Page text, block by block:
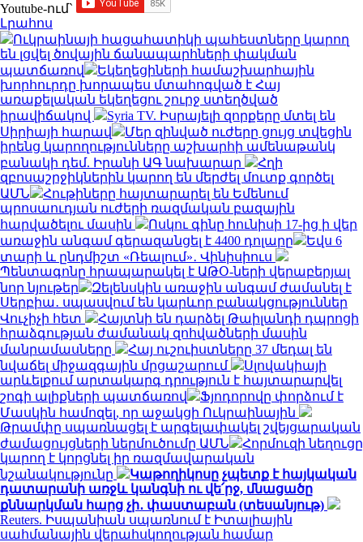
Youtube-ում`
Լրահոս
Ուկրաինայի հացահատիկի պահեստները կարող
են լցվել ծովային ճանապարհների փակման
պատճառով
Եկեղեցիների համաշխարհային
խորհուրդը խորապես մտահոգված է Հայ
առաքելական եկեղեցու շուրջ ստեղծված
իրավիճակով
Syria TV. Իսրայելի զորքերը մտել են
Սիրիայի հարավ
Մեր զինված ուժերը ցույց տվեցին
իրենց կարողությունները աշխարհի ամենաթանկ
բանակի դեմ. Իրանի ԱԳ նախարար
Հղի
զբոսաշրջիկներին կարող են մերժել մուտք գործել
ԱՄՆ
Հութիները հայտարարել են Եմենում
պրոսաուդյան ուժերի ռազմական բազային
հարվածելու մասին
Ոսկու գինը հունիսի 17-ից ի վեր
առաջին անգամ գերազանցել է 4400 դոլարը
Եվս 6
տարի և ընդմիշտ «Ռեալում»․ Վինիսիուս
Պենտագոնը հրապարակել է ԱԹՕ-ների վերաբերյալ
նոր նյութեր
Զելենսկին առաջին անգամ ժամանել է
Սերբիա․ սպասվում են կարևոր բանակցություններ
Վուչիչի հետ
Հայտնի են դարձել Թաիլանդի դպրոցի
հրաձգության ժամանակ զոհվածների մասին
մանրամասները
Հայ ուշուիստները 37 մեդալ են
նվաճել միջազգային մրցաշարում
Սլովակիայի
արևելքում արտակարգ դրություն է հայտարարվել
շոգի ալիքների պատճառով
Ֆյոդորովը փորձում է
Մասկին համոզել, որ աջակցի Ուկրաինային
Թրամփը սպառնացել է արգելափակել շվեյցարական
ժամացույցների ներմուծումը ԱՄՆ
Հորմուզի նեղուցը
կարող է կորցնել իր ռազմավարական
նշանակությունը
Կաթողիկոսը չպետք է հայկական
դատարանի առջև կանգնի ու վե՛րջ, մնացածը
քննարկման հարց չի․ փաստաբան (տեսանյութ)
Reuters. Իսպանիան սպառնում է Իտալիային
սահմանային վերահսկողության համար